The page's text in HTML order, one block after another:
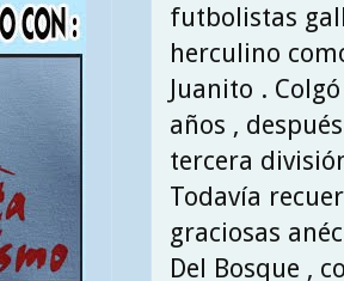
futbolistas
herculino
Juanito .
años ,
tercera
Todavía
graciosas
Del Bosque ,